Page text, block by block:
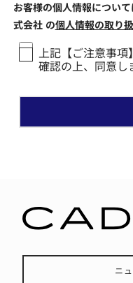
お客様の個人情報につい
式会社 の個人情報の取り
上記【ご注意事項
確認の上、同意し